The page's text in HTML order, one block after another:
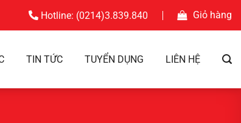
Hotline: (0214)3.839.840 Giỏ hàng
TIN TỨC TUYỂN DỤNG LIÊN HỆ